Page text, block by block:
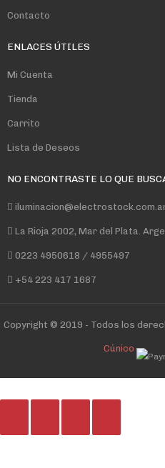
Contacto
ENLACES ÚTILES
Mi Cuenta
Tienda
Carrito
Lista de Deseos
NO ENCONTRASTE LO QUE
La Rioja 2002, Mar del Plata.
0223 4950618 / 4955497
+54 223 417 1687
Copyright © 2019 - Todos los
Cúnico